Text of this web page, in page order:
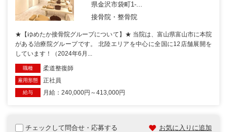
県金沢市袋町1-...
接骨院・整骨院
★【ゆめたか接骨院グループについて】★ 当院は、富山県富山市に本院
がある治療院グループです。 北陸エリアを中心に全国に12店舗展開を
しています！（2024年6月...
職種 柔道整復師
雇用形態 正社員
給与 月給：240,000円～413,000円
チェックして問合せ・応募する お気に入りに追加